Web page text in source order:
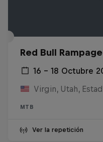
Red Bull Rampage
16 – 18 Octubre
Virgin, Utah,
MTB
Ver la repetición